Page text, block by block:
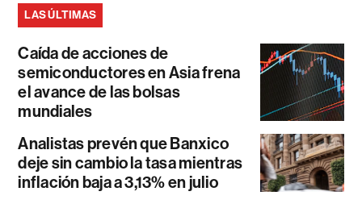
LAS ÚLTIMAS
Caída de acciones de
semiconductores en Asia frena
el avance de las bolsas
mundiales
Analistas prevén que Banxico
deje sin cambio la tasa mientras
inflación baja a 3,13% en julio